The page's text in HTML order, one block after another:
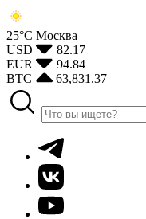
25°С Москва
USD
82.17
EUR
94.84
BTC
63,831.37